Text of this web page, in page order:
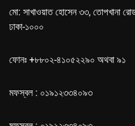
মো: সাখাওয়াত হোসেন ৩৩, তোপখানা
ঢাকা-১০০০
ফোনঃ +৮৮০২-৪১০৫২২৯০ অথবা ৯১
মফস্বল : ০১৯১২৩৩৪০৯৩